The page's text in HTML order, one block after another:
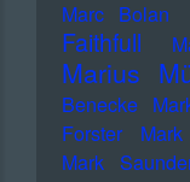
Marc Bolan
Faithfull
Marius
Benecke
Forster
Mark